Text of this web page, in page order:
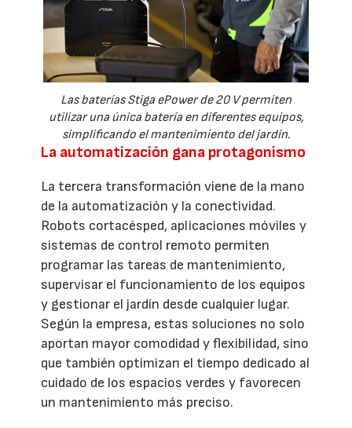
Las baterías Stiga ePower de 20 V permiten
utilizar una única batería en diferentes equipos,
simplificando el mantenimiento del jardín.
La automatización gana protagonismo
La tercera transformación viene de la mano
de la automatización y la conectividad.
Robots cortacésped, aplicaciones móviles y
sistemas de control remoto permiten
programar las tareas de mantenimiento,
supervisar el funcionamiento de los equipos
y gestionar el jardín desde cualquier lugar.
Según la empresa, estas soluciones no solo
aportan mayor comodidad y flexibilidad, sino
que también optimizan el tiempo dedicado al
cuidado de los espacios verdes y favorecen
un mantenimiento más preciso.